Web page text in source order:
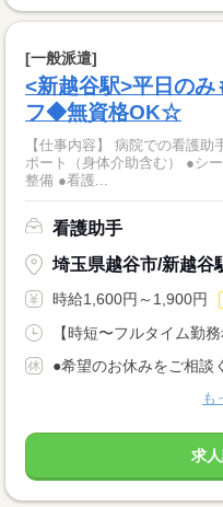
[一般派遣]
<新越谷駅>平日の
フ◆無資格OK☆
【仕事内容】 病院での看護助手/ナース
ポート（身体介助含む） ●シ
整備 ●看護...
看護助手
埼玉県越谷市/新越谷
時給1,600円～1,900円
【時短〜フルタイム勤
●希望のお休みをご相談
も
求